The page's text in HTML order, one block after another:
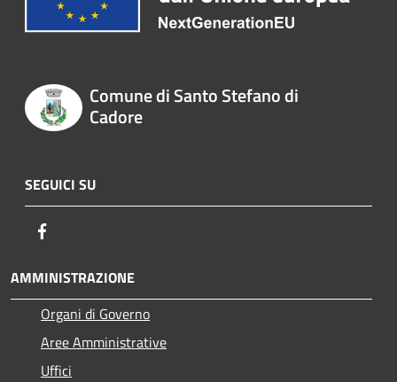
Comune di Santo Stefano di
Cadore
SEGUICI SU
AMMINISTRAZIONE
Organi di Governo
Aree Amministrative
Uffici